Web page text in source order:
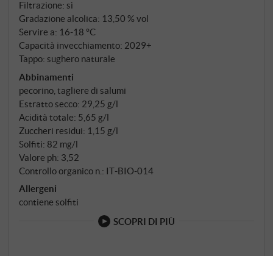
Filtrazione: sì
Gradazione alcolica: 13,50 % vol
Servire a: 16‑18 °C
Capacità invecchiamento: 2029+
Tappo: sughero naturale
Abbinamenti
pecorino, tagliere di salumi
Estratto secco: 29,25 g/l
Acidità totale: 5,65 g/l
Zuccheri residui: 1,15 g/l
Solfiti: 82 mg/l
Valore ph: 3,52
Controllo organico n.: IT‑BIO‑014
Allergeni
contiene solfiti
SCOPRI DI PIÙ